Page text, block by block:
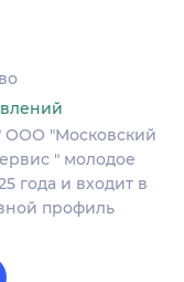
"Московский
" молодое
года и входит в
профиль